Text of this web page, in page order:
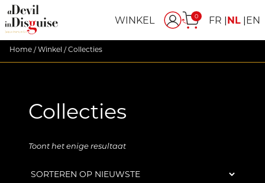
WINKEL 0 FR NL EN
Home/Winkel / Collecties
Collecties
Toont het enige resultaat